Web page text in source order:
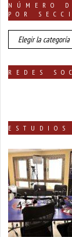
NÚMERO
POR
número
de
publicadas
REDES